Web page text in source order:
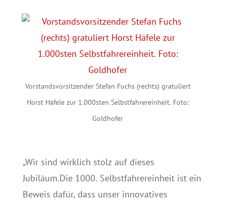
Vorstandsvorsitzender Stefan Fuchs (rechts) gratuliert
Horst Häfele zur 1.000sten Selbstfahrereinheit. Foto:
Goldhofer
„Wir sind wirklich stolz auf dieses
Jubiläum.Die 1000. Selbstfahrereinheit ist ein
Beweis dafür, dass unser innovatives